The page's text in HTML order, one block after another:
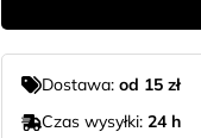
Dostawa:od 15 zł
Czas wysyłki:24 h